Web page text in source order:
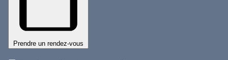
Prendre un rendez-vous